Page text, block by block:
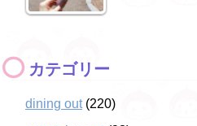
カテゴリー
dining out(220)